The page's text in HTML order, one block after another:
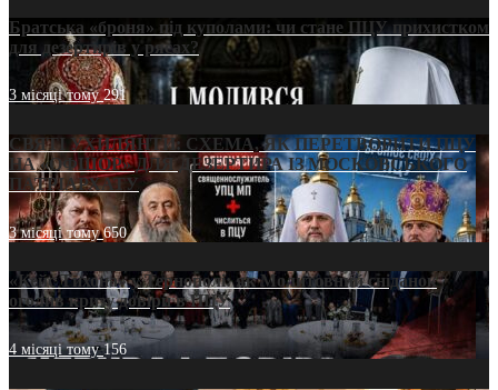
Братська «броня» під куполами: чи стане ПЦУ прихистком
для дезертирів у рясах?
3 місяці тому291
СВЯТІ УХИЛЯНТИ: СХЕМА, ЯК ПЕРЕТВОРИТИ ПЦУ
НА «ОФШОР» ДЛЯ ДЕЗЕРТИРА ІЗ МОСКОВСЬКОГО
ПАТРІАРХАТУ
3 місяці тому650
«Кейс Тихона» у Тернополі: як Молитовний сніданок
оголив кризу довіри в ПЦУ
4 місяці тому156